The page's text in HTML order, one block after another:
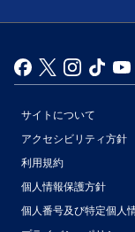
サイトについて
アクセシビリティ方針
利用規約
個人情報保護方針
個人番号及び特定個人